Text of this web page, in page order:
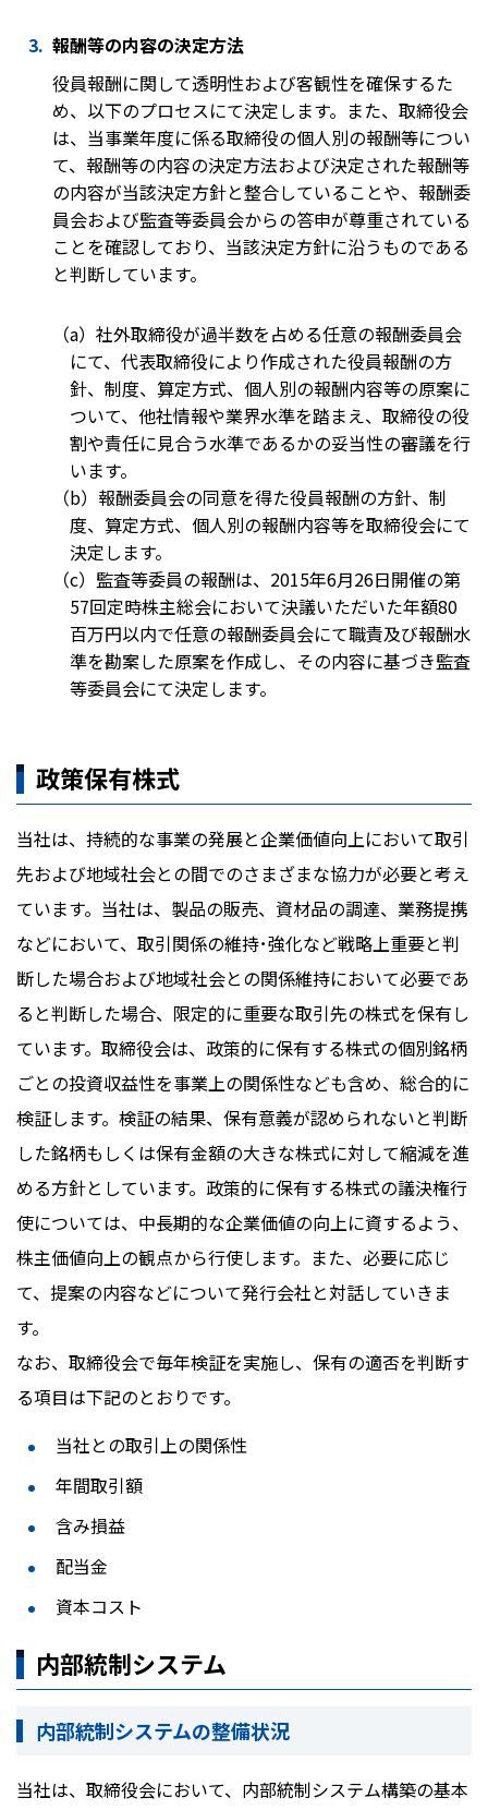
報酬等の内容の決定方法
役員報酬に関して透明性および客観性を確保するた
め、以下のプロセスにて決定します。また、取締役会
は、当事業年度に係る取締役の個人別の報酬等につい
て、報酬等の内容の決定方法および決定された報酬等
の内容が当該決定方針と整合していることや、報酬委
員会および監査等委員会からの答申が尊重されている
ことを確認しており、当該決定方針に沿うものである
と判断しています。
（a）社外取締役が過半数を占める任意の報酬委員会
にて、代表取締役により作成された役員報酬の方
針、制度、算定方式、個人別の報酬内容等の原案に
ついて、他社情報や業界水準を踏まえ、取締役の役
割や責任に見合う水準であるかの妥当性の審議を行
います。
（b）報酬委員会の同意を得た役員報酬の方針、制
度、算定方式、個人別の報酬内容等を取締役会にて
決定します。
（c）監査等委員の報酬は、2015年6月26日開催の第
57回定時株主総会において決議いただいた年額80
百万円以内で任意の報酬委員会にて職責及び報酬水
準を勘案した原案を作成し、その内容に基づき監査
等委員会にて決定します。
政策保有株式
当社は、持続的な事業の発展と企業価値向上において取引
先および地域社会との間でのさまざまな協力が必要と考え
ています。当社は、製品の販売、資材品の調達、業務提携
などにおいて、取引関係の維持･強化など戦略上重要と判
断した場合および地域社会との関係維持において必要であ
ると判断した場合、限定的に重要な取引先の株式を保有し
ています。取締役会は、政策的に保有する株式の個別銘柄
ごとの投資収益性を事業上の関係性なども含め、総合的に
検証します。検証の結果、保有意義が認められないと判断
した銘柄もしくは保有金額の大きな株式に対して縮減を進
める方針としています。政策的に保有する株式の議決権行
使については、中長期的な企業価値の向上に資するよう、
株主価値向上の観点から行使します。また、必要に応じ
て、提案の内容などについて発行会社と対話していきま
す。
なお、取締役会で毎年検証を実施し、保有の適否を判断す
る項目は下記のとおりです。
当社との取引上の関係性
年間取引額
含み損益
配当金
資本コスト
内部統制システム
内部統制システムの整備状況
当社は、取締役会において、内部統制システム構築の基本